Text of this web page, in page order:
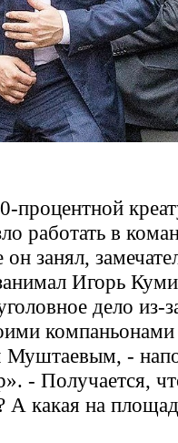
процентной
работать в
занял,
Игорь
дело из-
Муштаевым, -
- Получается,
А какая на